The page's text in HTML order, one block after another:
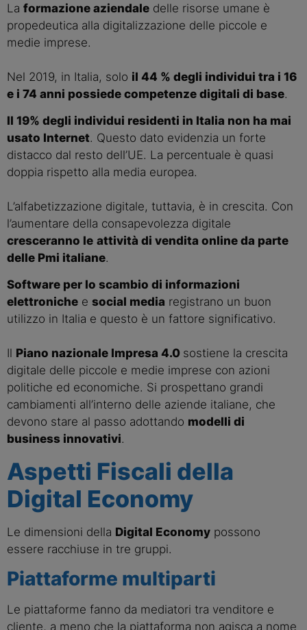
La formazione aziendale delle risorse umane è
propedeutica alla digitalizzazione delle piccole e
medie imprese.
Nel 2019, in Italia, solo il 44 % degli individui tra i 16
e i 74 anni possiede competenze digitali di base.
Il 19% degli individui residenti in Italia non ha mai
usato Internet. Questo dato evidenzia un forte
distacco dal resto dell’UE. La percentuale è quasi
doppia rispetto alla media europea.
L’alfabetizzazione digitale, tuttavia, è in crescita. Con
l’aumentare della consapevolezza digitale
cresceranno le attività di vendita online da parte
delle Pmi italiane.
Software per lo scambio di informazioni
elettroniche e social media registrano un buon
utilizzo in Italia e questo è un fattore significativo.
Il Piano nazionale Impresa 4.0 sostiene la crescita
digitale delle piccole e medie imprese con azioni
politiche ed economiche. Si prospettano grandi
cambiamenti all’interno delle aziende italiane, che
devono stare al passo adottando modelli di
business innovativi.
Aspetti Fiscali della
Digital Economy
Le dimensioni della Digital Economy possono
essere racchiuse in tre gruppi.
Piattaforme multiparti
Le piattaforme fanno da mediatori tra venditore e
cliente, a meno che la piattaforma non agisca a nome